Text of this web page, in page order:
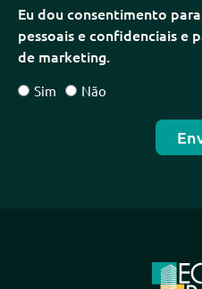
Eu dou consentimento
pessoais e confidenciais e
de marketing.
Sim Não